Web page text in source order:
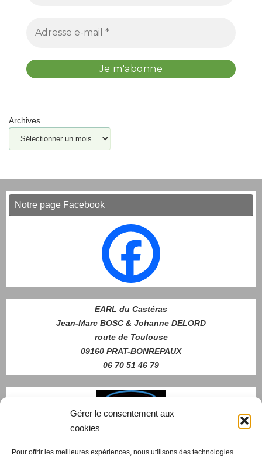
Gérer le consentement aux
cookies
Pour offrir les meilleures expériences, nous utilisons des technologies
Archives
Notre page Facebook
EARL du Castéras
Jean-Marc BOSC & Johanne DELORD
route de Toulouse
09160 PRAT-BONREPAUX
06 70 51 46 79